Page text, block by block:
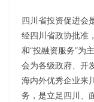
四川省投资促进会
经四川省政协批准
和“投融资服务”为
会为各级政府、开
海内外优秀企业来
务，是立足四川、